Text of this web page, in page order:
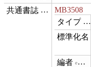
exemplarOfMB3508
type
editor